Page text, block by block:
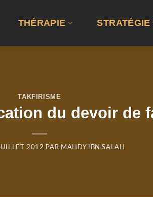
THÉRAPIE STRATÉGIE
TAKFIRISME
du devoir de
2012 PAR MAHDY IBN SALAH